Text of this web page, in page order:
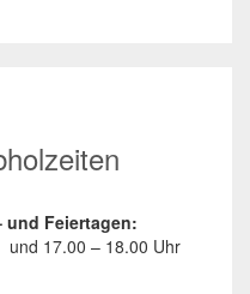
Feiertagen:
und 17.00 – 18.00 Uhr